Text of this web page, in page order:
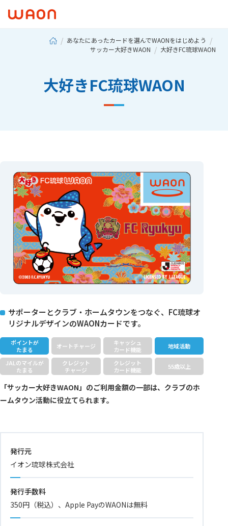
あなたにあったカードを選んでWAONをはじめよう
サッカー大好きWAON
大好きFC琉球WAON
大好きFC琉球WAON
サポーターとクラブ・ホームタウンをつなぐ、FC琉球オ
リジナルデザインのWAONカードです。
ポイントが
たまる
オートチャージ
キャッシュ
カード機能
地域活動
JALのマイルが
たまる
クレジット
チャージ
クレジット
カード機能
55歳以上
「サッカー大好きWAON」のご利用金額の一部は、クラブのホ
ームタウン活動に役立てられます。
発行元
イオン琉球株式会社
発行手数料
350円（税込）、Apple PayのWAONは無料